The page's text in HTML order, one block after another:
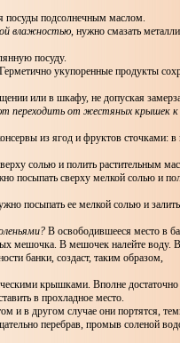
посуды подсолнечным маслом.
влажностью, нужно смазать
посуду.
укупоренные продукты
или в шкафу, не допуская
переходить от жестяных крышек
из ягод и фруктов сточками: в
солью и полить растительным
посыпать сверху мелкой солью и
посыпать ее мелкой солью и залить
В освободившееся место в
мешочка. В мешочек налейте воду.
банки, создаст, таким образом,
крышками. Вполне
в прохладное место.
и в другом случае они портятся,
перебрав, промыв соленой